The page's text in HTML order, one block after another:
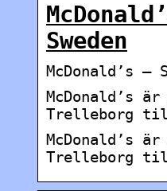
Sweden
McDonald’s –
McDonald’s
Trelleborg
McDonald’s
Trelleborg